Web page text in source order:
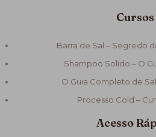
Cursos
Barra de Sal – Segredo
Shampoo Solido – O
O Guia Completo de
Processo Cold –
Acesso